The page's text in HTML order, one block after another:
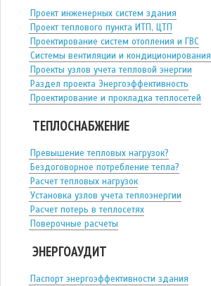
Проект инженерных систем здания
Проект теплового пункта ИТП, ЦТП
Проектирование систем отопления и ГВС
Системы вентиляции и кондиционирования
Проекты узлов учета тепловой энергии
Раздел проекта Энергоэффективность
Проектирование и прокладка теплосетей
ТЕПЛОСНАБЖЕНИЕ
Превышение тепловых нагрузок?
Бездоговорное потребление тепла?
Расчет тепловых нагрузок
Установка узлов учета теплоэнергии
Расчет потерь в теплосетях
Поверочные расчеты
ЭНЕРГОАУДИТ
Паспорт энергоэффективности здания